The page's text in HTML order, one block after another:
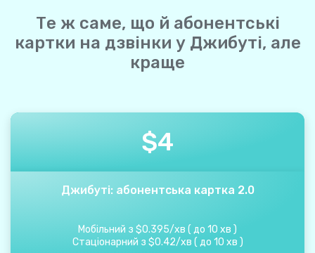
Те ж саме, що й абонентські
картки на дзвінки у Джибуті, але
краще
$4
Джибуті: абонентська картка 2.0
Мобільний з $0.395/хв ( до 10 хв )
Стаціонарний з $0.42/хв ( до 10 хв )